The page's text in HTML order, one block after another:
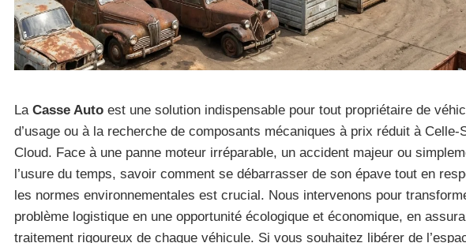
La Casse Auto est une solution indispensable pour tout propriétaire de
d’usage ou à la recherche de composants mécaniques à prix réduit à Celle-
Cloud. Face à une panne moteur irréparable, un accident majeur ou
l’usure du temps, savoir comment se débarrasser de son épave tout en
les normes environnementales est crucial. Nous intervenons pour
problème logistique en une opportunité écologique et économique, en
traitement rigoureux de chaque véhicule. Si vous souhaitez libérer de